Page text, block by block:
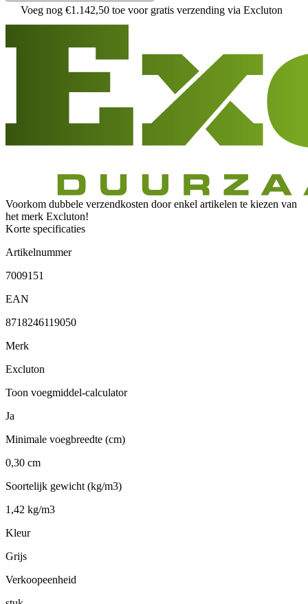
Voeg nog €1 .142,50 toe voor gratis verzending via Excluton
Voorkom dubbele verzendkosten door enkel artikelen te kiezen van
het merk Excluton!
Korte specificaties
Artikelnummer
7009151
EAN
8718246119050
Merk
Excluton
Toon voegmiddel-calculator
Ja
Minimale voegbreedte (cm)
0,30 cm
Soortelijk gewicht (kg/m3)
1,42 kg/m3
Kleur
Grijs
Verkoopeenheid